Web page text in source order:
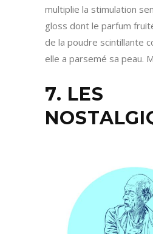
multiplie la stimulation
gloss dont le parfum
de la poudre scintillante
elle a parsemé sa peau.
7. LES